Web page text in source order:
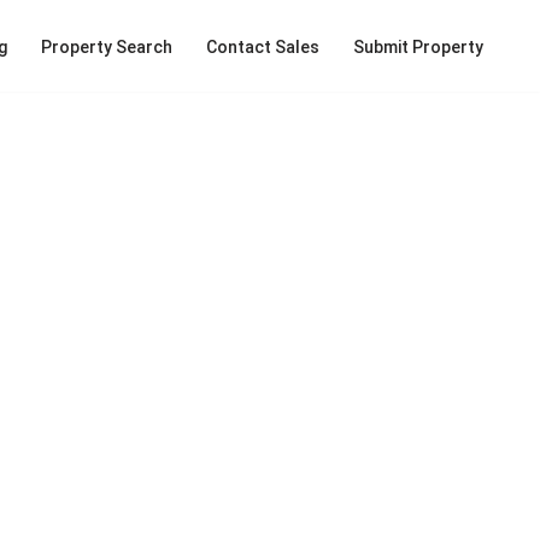
Property Search Contact Sales Submit Property